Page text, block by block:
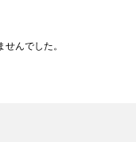
んでした。